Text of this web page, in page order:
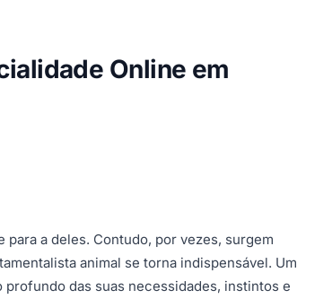
Online em
a deles. Contudo, por vezes, surgem
animal se torna indispensável. Um
das suas necessidades, instintos e